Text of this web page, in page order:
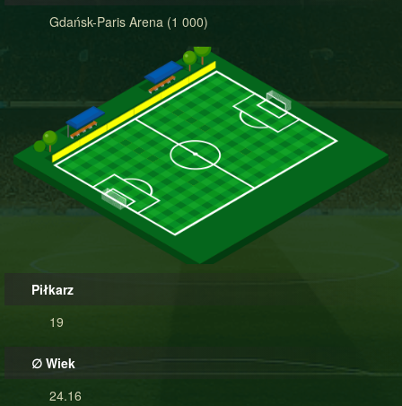
Gdańsk-Paris Arena (1 000)
Piłkarz
19
∅ Wiek
24.16